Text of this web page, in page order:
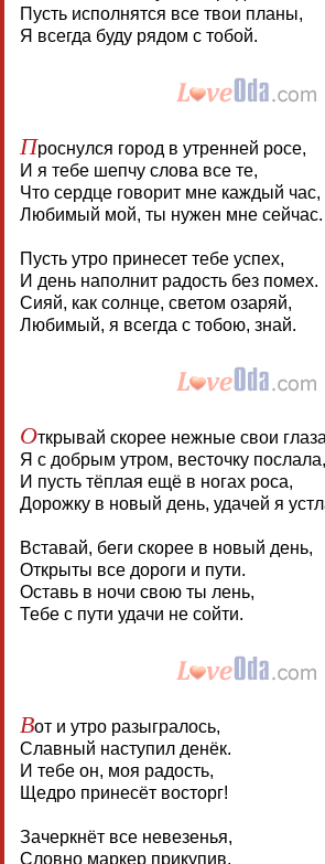
Пусть исполнятся все твои планы,
Я всегда буду рядом с тобой.
Проснулся город в утренней росе,
И я тебе шепчу слова все те,
Что сердце говорит мне каждый час,
Любимый мой, ты нужен мне сейчас.
Пусть утро принесет тебе успех,
И день наполнит радость без помех.
Сияй, как солнце, светом озаряй,
Любимый, я всегда с тобою, знай.
Открывай скорее нежные свои
Я с добрым утром, весточку послала,
И пусть тёплая ещё в ногах роса,
Дорожку в новый день, удачей я
Вставай, беги скорее в новый день,
Открыты все дороги и пути.
Оставь в ночи свою ты лень,
Тебе с пути удачи не сойти.
Вот и утро разыгралось,
Славный наступил денёк.
И тебе он, моя радость,
Щедро принесёт восторг!
Зачеркнёт все невезенья,
Словно маркер прикупив.